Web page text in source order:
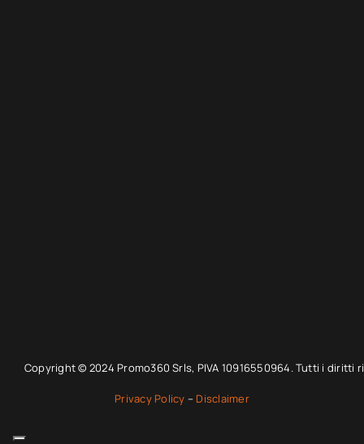
Copyright © 2024 Promo360 Srls, PIVA 10916550964. Tutti i diritti
Privacy Policy – Disclaimer